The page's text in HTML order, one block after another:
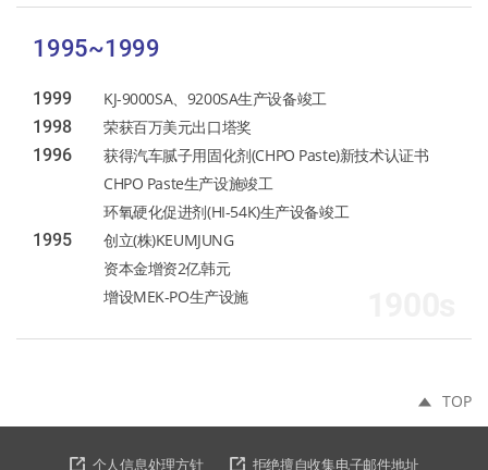
1995~1999
1999
KJ-9000SA、9200SA生产设备竣工
1998
荣获百万美元出口塔奖
1996
获得汽车腻子用固化剂(CHPO Paste)新技术认证书
CHPO Paste生产设施竣工
环氧硬化促进剂(HI-54K)生产设备竣工
1995
创立(株)KEUMJUNG
资本金增资2亿韩元
增设MEK-PO生产设施
个人信息处理方针 拒绝擅自收集电子邮件地址
TOP